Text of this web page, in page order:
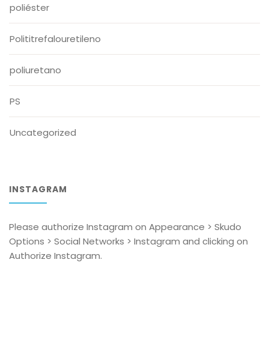
poliéster
Polititrefalouretileno
poliuretano
PS
Uncategorized
INSTAGRAM
Please authorize Instagram on Appearance > Skudo
Options > Social Networks > Instagram and clicking on
Authorize Instagram.